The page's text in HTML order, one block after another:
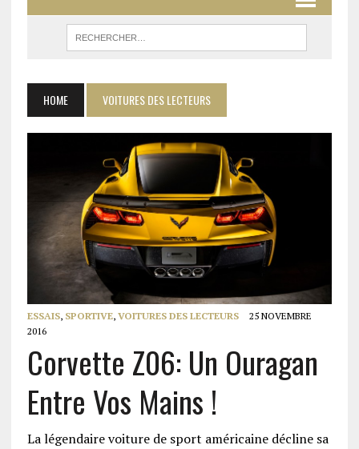
HOME VOITURES DES LECTEURS
ESSAIS, SPORTIVE, VOITURES DES LECTEURS
25 NOVEMBRE
2016
Corvette Z06: Un Ouragan
Entre Vos Mains !
La légendaire voiture de sport américaine décline sa